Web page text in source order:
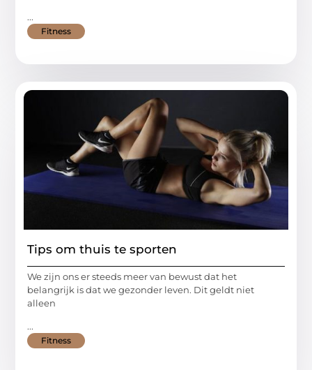
...
Fitness
Tips om thuis te sporten
We zijn ons er steeds meer van bewust dat het
belangrijk is dat we gezonder leven. Dit geldt niet
alleen
...
Fitness